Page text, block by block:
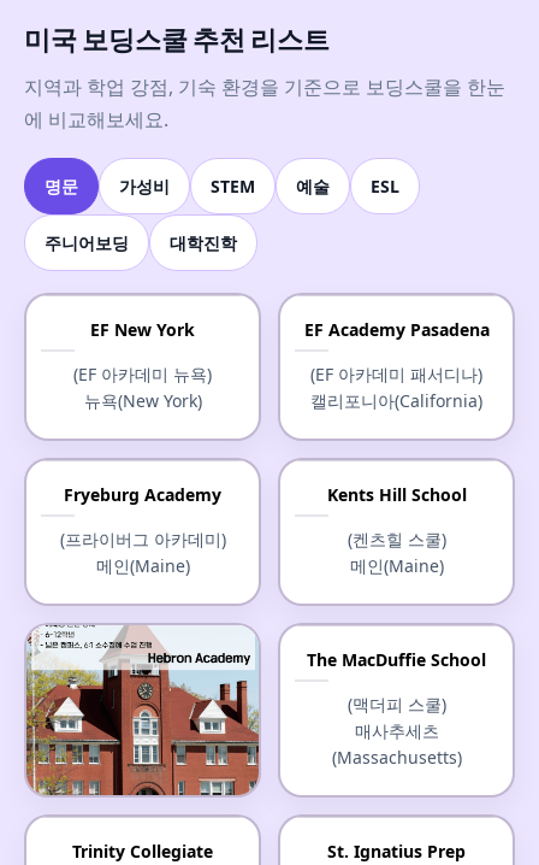
미국 보딩스쿨 추천 리스트
지역과 학업 강점, 기숙 환경을 기준으로 보딩스쿨을 한눈
에 비교해보세요.
명문 가성비 STEM 예술 ESL
주니어보딩 대학진학
EF New York
(EF 아카데미 뉴욕)
뉴욕(New York)
EF Academy Pasadena
(EF 아카데미 패서디나)
캘리포니아(California)
Fryeburg Academy
(프라이버그 아카데미)
메인(Maine)
Kents Hill School
(켄츠힐 스쿨)
메인(Maine)
The MacDuffie School
(맥더피 스쿨)
매사추세츠
(Massachusetts)
Trinity Collegiate
St. Ignatius Prep